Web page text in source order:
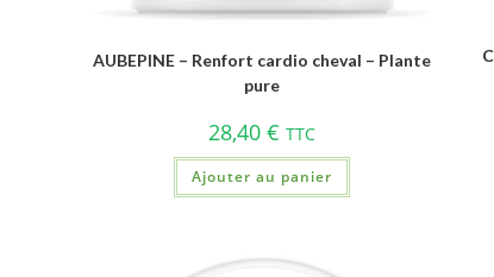
AUBEPINE – Renfort cardio cheval – Plante
pure
28,40€ TTC
Ajouter au panier